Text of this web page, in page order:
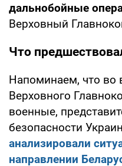
дальнобойные
Верховный
Что
Напоминаем, что во
Верховного
военные,
безопасности
анализировали
направлении